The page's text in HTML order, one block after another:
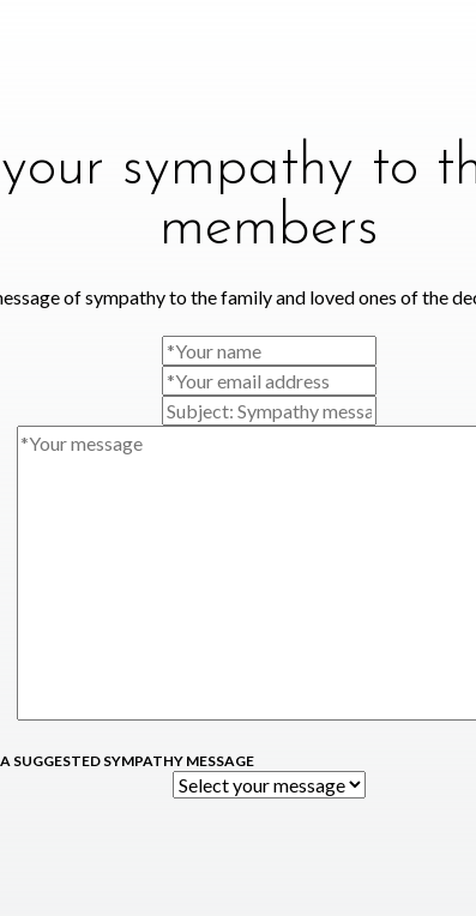
sympathy to
members
of sympathy to the family and loved ones of the
SUGGESTED SYMPATHY MESSAGE